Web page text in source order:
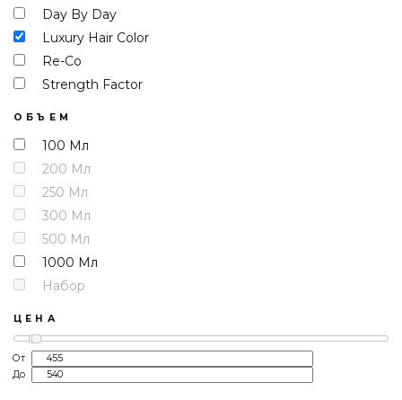
Day By Day
Luxury Hair Color
Re-Co
Strength Factor
ОБЪЕМ
100 Мл
200 Мл
250 Мл
300 Мл
500 Мл
1000 Мл
Набор
ЦЕНА
От
До